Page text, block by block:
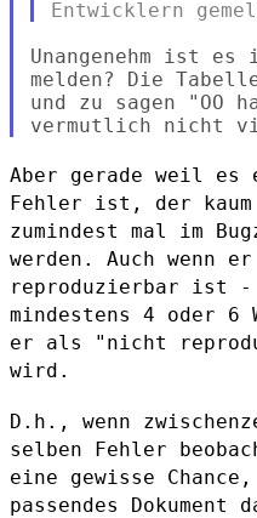
Unangenehm ist
melden? Die
und zu sagen
Aber gerade weil es
Fehler ist, der
zumindest mal im
werden. Auch wenn er
reproduzierbar ist
mindestens 4 oder 6
er als "nicht
wird.
D.h., wenn
selben Fehler
eine gewisse
passendes Dokument